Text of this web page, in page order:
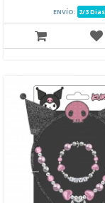
ENVÍO: 2/3 Dias